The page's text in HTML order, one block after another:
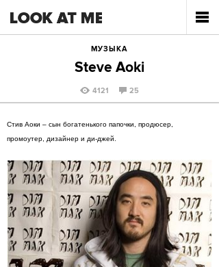
МУЗЫКА
Steve Aoki
4121 25
Стив Аоки – сын богатенького папочки, продюсер,
промоутер, дизайнер и ди-джей.